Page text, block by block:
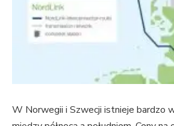
W Norwegii i Szwecji istnieje bardzo